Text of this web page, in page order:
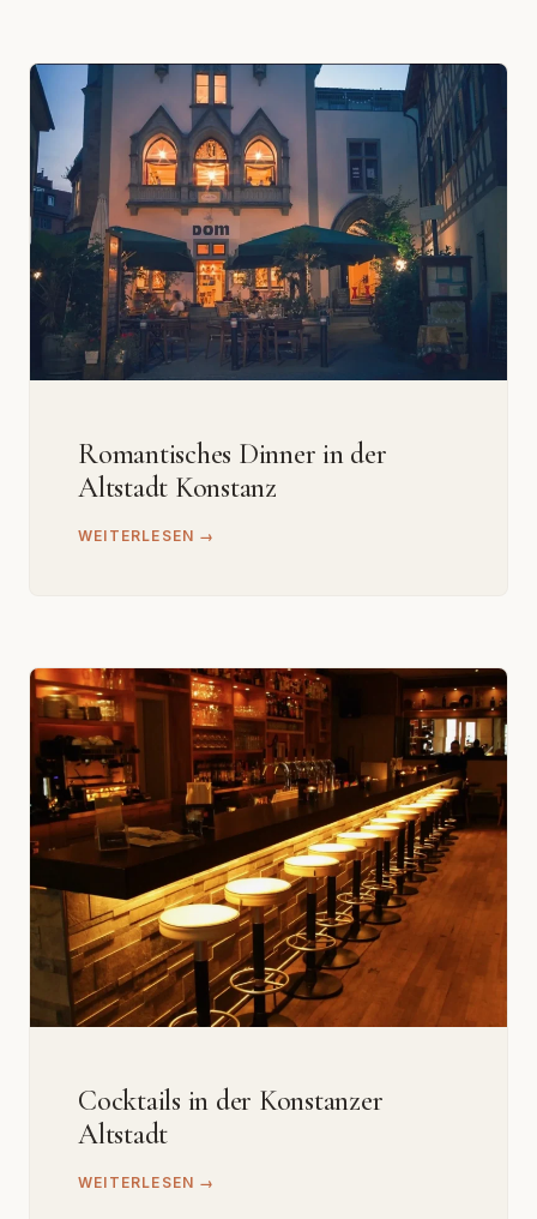
Romantisches Dinner in der
Altstadt Konstanz
WEITERLESEN →
Cocktails in der Konstanzer
Altstadt
WEITERLESEN →